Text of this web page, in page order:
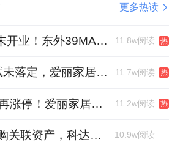
更多热读
冲刺2026年末开业！东外39MALL全球招商启幕，重构东直门商圈格局 11.8w阅读 热
跨界存储测试未落定，爱丽家居复牌前自揭多重风险 11.7w阅读 热
9连板后复牌再涨停！爱丽家居市盈率318倍，跨界收购案尚未落地 11.2w阅读 热
溢价220%并购关联资产，科达制造近75亿元重组被否 10.9w阅读